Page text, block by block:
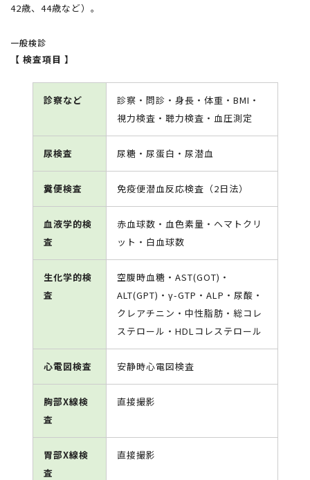
42歳、 44歳など）。
一般検診
【 検査項目 】
診察など
診察・問診・身長・体重・BMI・
視力検査・聴力検査・血圧測定
尿検査 尿糖・尿蛋白・尿潜血
糞便検査 免疫便潜血反応検査（2日法）
血液学的検
査
赤血球数・血色素量・ヘマトクリ
ット・白血球数
生化学的検
査
空腹時血糖・AST(GOT)・
ALT(GPT)・γ-GTP・ALP・尿酸・
クレアチニン・中性脂肪・総コレ
ステロール・HDLコレステロール
心電図検査 安静時心電図検査
胸部X線検
査
直接撮影
胃部X線検
査
直接撮影